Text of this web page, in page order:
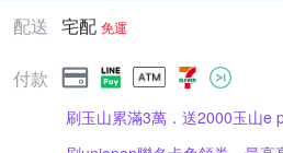
配送 宅配 免運
付款
刷玉山累滿3萬．送2000玉山e